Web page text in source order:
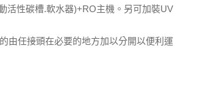
活性碳槽.軟水器)+RO主機。另可加裝UV
由任接頭在必要的地方加以分開以便利運